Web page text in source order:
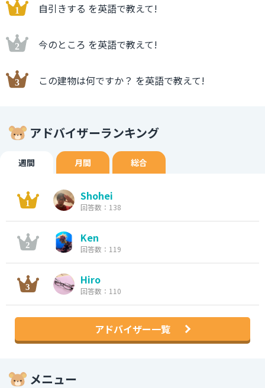
自引きする を英語で教えて!
今のところ を英語で教えて!
この建物は何ですか？ を英語で教えて!
アドバイザーランキング
週間 月間 総合
Shohei
回答数：138
Ken
回答数：119
Hiro
回答数：110
アドバイザー一覧
メニュー